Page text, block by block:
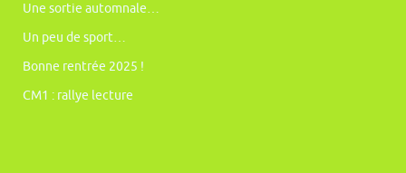
Une sortie automnale…
Un peu de sport…
Bonne rentrée 2025 !
CM1 : rallye lecture